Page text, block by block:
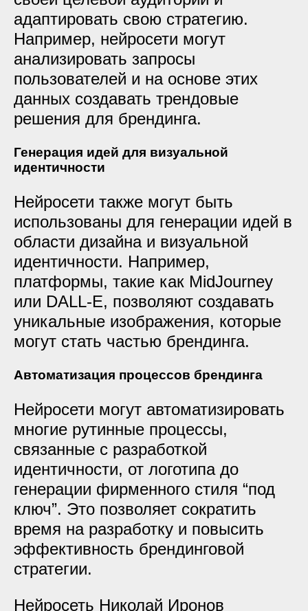
адаптировать свою стратегию.
Например, нейросети могут
анализировать запросы
пользователей и на основе этих
данных создавать трендовые
решения для брендинга.
Генерация идей для визуальной
идентичности
Нейросети также могут быть
использованы для генерации идей в
области дизайна и визуальной
идентичности. Например,
платформы, такие как MidJourney
или DALL-E, позволяют создавать
уникальные изображения, которые
могут стать частью брендинга.
Автоматизация процессов брендинга
Нейросети могут автоматизировать
многие рутинные процессы,
связанные с разработкой
идентичности, от логотипа до
генерации фирменного стиля “под
ключ”. Это позволяет сократить
время на разработку и повысить
эффективность брендинговой
стратегии.
Нейросеть Николай Иронов